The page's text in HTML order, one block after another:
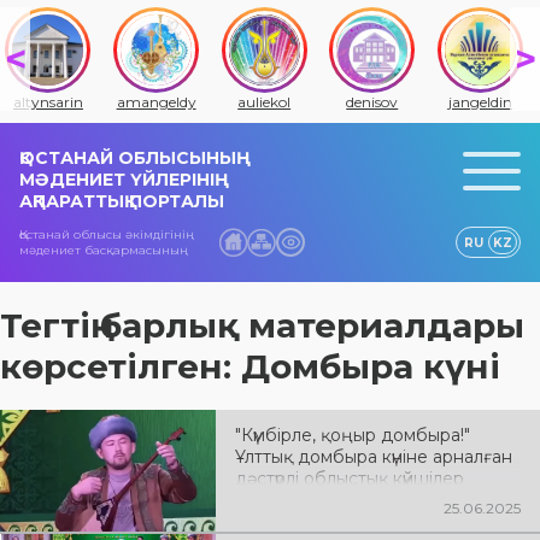
altynsarin amangeldy auliekol denisov jangeldin
ҚОСТАНАЙ ОБЛЫСЫНЫҢ
МӘДЕНИЕТ ҮЙЛЕРІНІҢ
АҚПАРАТТЫҚ ПОРТАЛЫ
Қостанай облысы әкімдігінің
мәдениет басқармасының
RU KZ
Тегтің барлық материалдары
көрсетілген: Домбыра күні
"Күмбірле, қоңыр домбыра!"
Ұлттық домбыра күніне арналған
дәстүрлі облыстық күйшілер
25.06.2025